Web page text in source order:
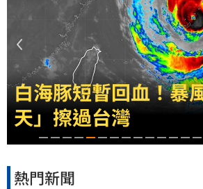
白海豚短暫回血！暴
天」擦過台灣
熱門新聞